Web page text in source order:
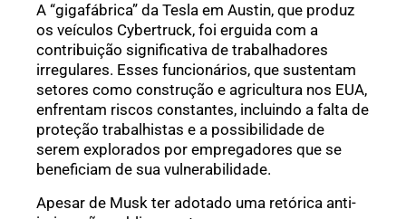
A “gigafábrica” da Tesla em Austin, que produz
os veículos Cybertruck, foi erguida com a
contribuição significativa de trabalhadores
irregulares. Esses funcionários, que sustentam
setores como construção e agricultura nos EUA,
enfrentam riscos constantes, incluindo a falta de
proteção trabalhistas e a possibilidade de
serem explorados por empregadores que se
beneficiam de sua vulnerabilidade.
Apesar de Musk ter adotado uma retórica anti-